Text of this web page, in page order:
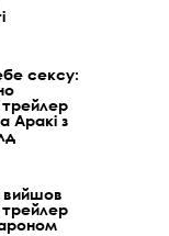
сексу:
трейлер
Аракі з
вийшов
трейлер